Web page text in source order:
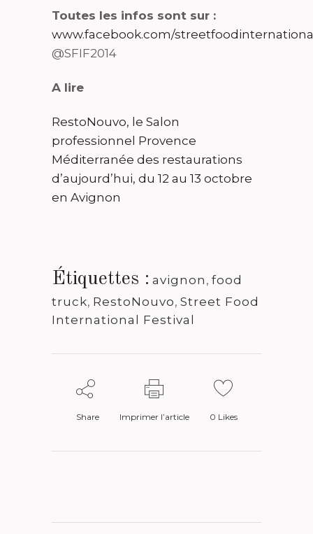
Toutes les infos sont sur :
www.facebook.com/
@SFIF2014
A lire
RestoNouvo, le Salon
professionnel Provence
Méditerranée des restaurations
d’aujourd’hui, du 12 au 13 octobre
en Avignon
Étiquettes : avignon , food
truck, RestoNouvo, Street Food
International Festival
Share Imprimer l’article 0 Likes